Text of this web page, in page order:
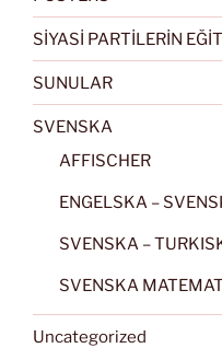
SİYASİ PARTİLERİN
SUNULAR
SVENSKA
AFFISCHER
ENGELSKA –
SVENSKA –
SVENSKA
Uncategorized